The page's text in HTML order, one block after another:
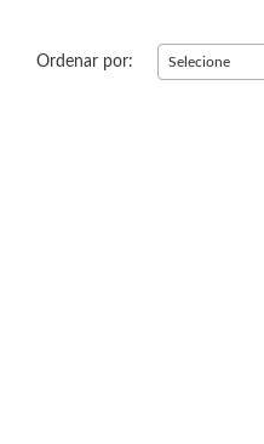
Ordenar por: Selecione